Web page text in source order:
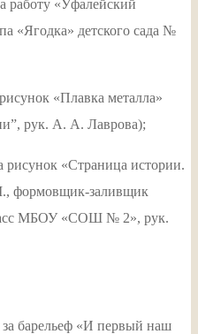
работу «Уфалейский
«Ягодка» детского сада №
«Плавка металла»
рук. А. А. Лаврова);
рисунок «Страница истории.
формовщик-заливщик
МБОУ «СОШ № 2», рук.
за барельеф «И первый наш